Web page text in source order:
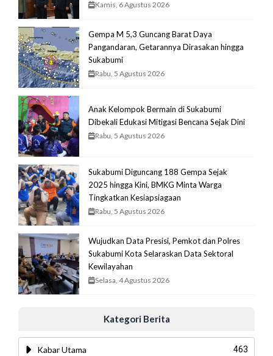
Kamis, 6 Agustus 2026
Gempa M 5,3 Guncang Barat Daya
Pangandaran, Getarannya Dirasakan hingga
Sukabumi
Rabu, 5 Agustus 2026
Anak Kelompok Bermain di Sukabumi
Dibekali Edukasi Mitigasi Bencana Sejak Dini
Rabu, 5 Agustus 2026
Sukabumi Diguncang 188 Gempa Sejak
2025 hingga Kini, BMKG Minta Warga
Tingkatkan Kesiapsiagaan
Rabu, 5 Agustus 2026
Wujudkan Data Presisi, Pemkot dan Polres
Sukabumi Kota Selaraskan Data Sektoral
Kewilayahan
Selasa, 4 Agustus 2026
Kategori Berita
Kabar Utama 463